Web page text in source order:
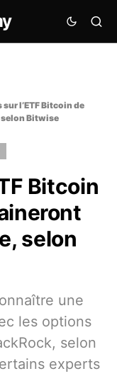
l’ETF Bitcoin de
selon Bitwise
Bitcoin
selon
une
les options
selon
experts